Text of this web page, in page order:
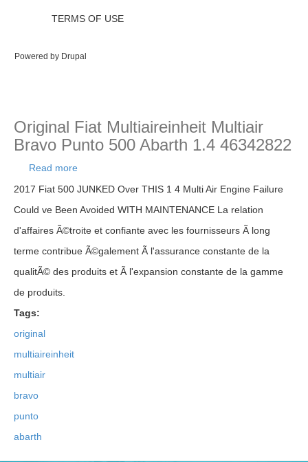
TERMS OF USE
Powered by Drupal
Original Fiat Multiaireinheit Multiair
Bravo Punto 500 Abarth 1.4 46342822
Read more
Punto 500 Abarth 1.4 46342822
2017 Fiat 500 JUNKED Over THIS 1 4 Multi Air Engine Failure
Could ve Been Avoided WITH MAINTENANCE La relation
d'affaires Ã©troite et confiante avec les fournisseurs Ã long
terme contribue Ã©galement Ã l'assurance constante de la
qualitÃ© des produits et Ã l'expansion constante de la gamme
de produits.
Tags:
original
multiaireinheit
multiair
bravo
punto
abarth